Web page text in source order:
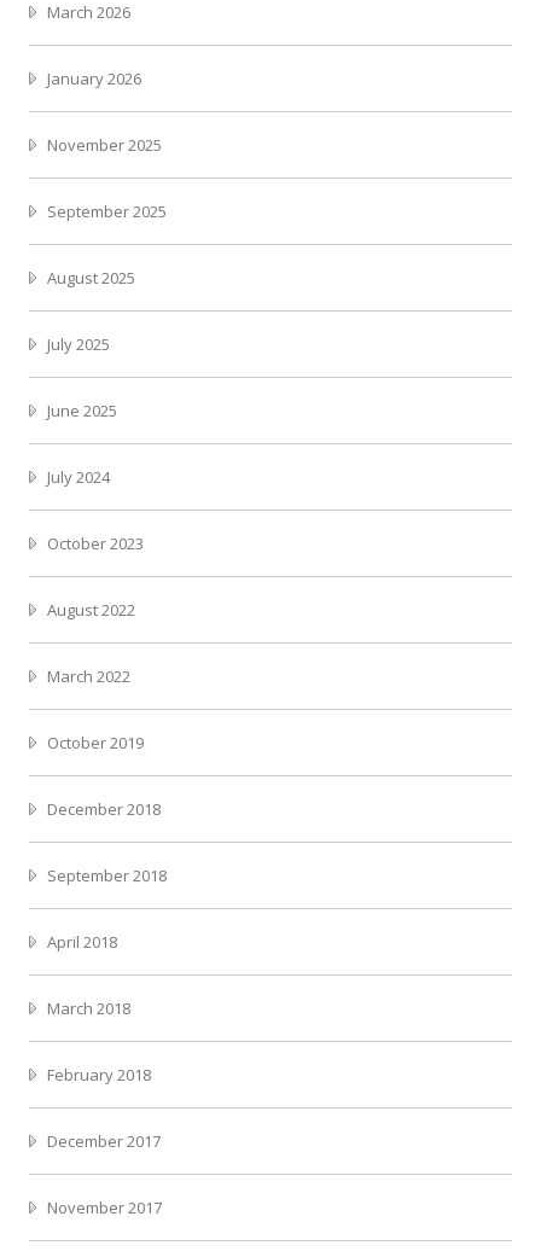
March 2026
January 2026
November 2025
September 2025
August 2025
July 2025
June 2025
July 2024
October 2023
August 2022
March 2022
October 2019
December 2018
September 2018
April 2018
March 2018
February 2018
December 2017
November 2017